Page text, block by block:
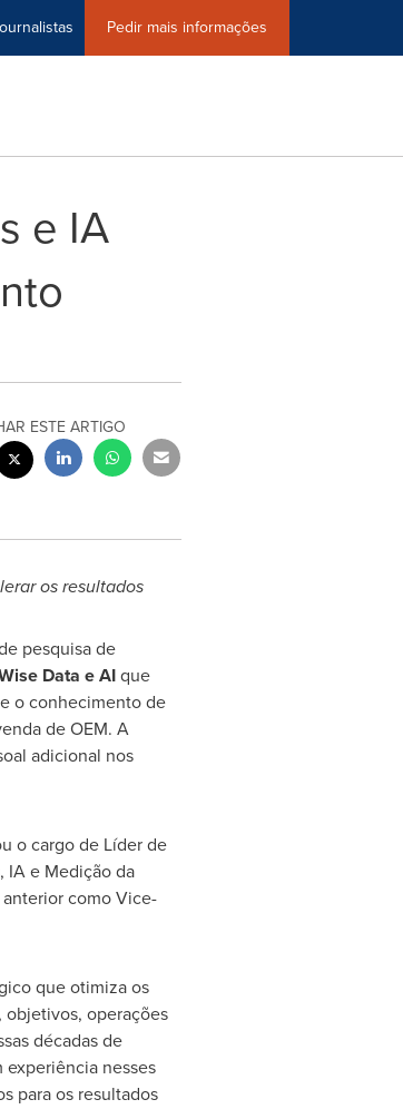
Pedir mais informações
e IA
ESTE ARTIGO
os resultados
pesquisa de
Data e AIque
o conhecimento de
de OEM. A
adicional nos
o cargo de Líder de
IA e Medição da
como Vice-
que otimiza os
operações
décadas de
nesses
para os resultados